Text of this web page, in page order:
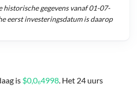
is $0,0₆4998. Het 24 uurs
historische gegevens vanaf01-07-
eerst investeringsdatum is daarop